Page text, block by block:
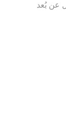
عن بُعد